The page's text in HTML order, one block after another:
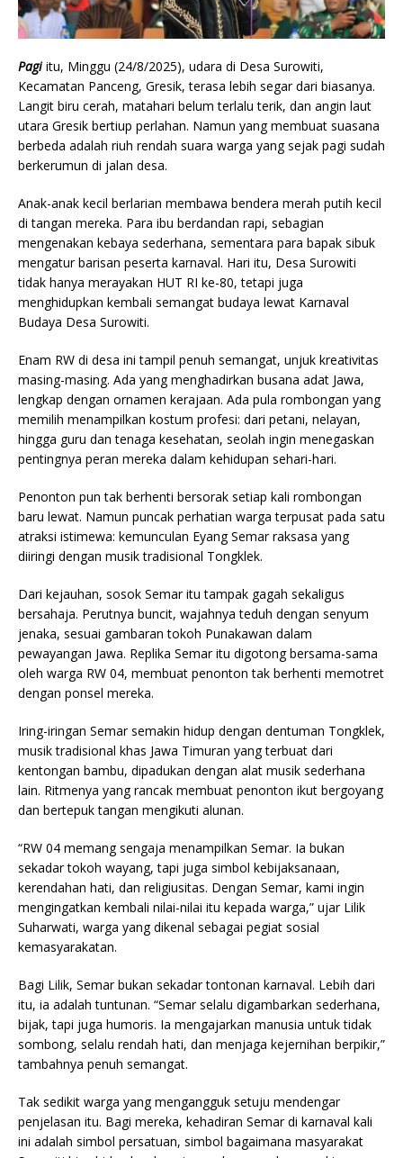
Pagiitu, Minggu (24/8/2025), udara di Desa Surowiti,
Kecamatan Panceng, Gresik, terasa lebih segar dari biasanya.
Langit biru cerah, matahari belum terlalu terik, dan angin laut
utara Gresik bertiup perlahan. Namun yang membuat suasana
berbeda adalah riuh rendah suara warga yang sejak pagi sudah
berkerumun di jalan desa.
Anak-anak kecil berlarian membawa bendera merah putih kecil
di tangan mereka. Para ibu berdandan rapi, sebagian
mengenakan kebaya sederhana, sementara para bapak sibuk
mengatur barisan peserta karnaval. Hari itu, Desa Surowiti
tidak hanya merayakan HUT RI ke-80, tetapi juga
menghidupkan kembali semangat budaya lewat Karnaval
Budaya Desa Surowiti.
Enam RW di desa ini tampil penuh semangat, unjuk kreativitas
masing-masing. Ada yang menghadirkan busana adat Jawa,
lengkap dengan ornamen kerajaan. Ada pula rombongan yang
memilih menampilkan kostum profesi: dari petani, nelayan,
hingga guru dan tenaga kesehatan, seolah ingin menegaskan
pentingnya peran mereka dalam kehidupan sehari-hari.
Penonton pun tak berhenti bersorak setiap kali rombongan
baru lewat. Namun puncak perhatian warga terpusat pada satu
atraksi istimewa: kemunculan Eyang Semar raksasa yang
diiringi dengan musik tradisional Tongklek.
Dari kejauhan, sosok Semar itu tampak gagah sekaligus
bersahaja. Perutnya buncit, wajahnya teduh dengan senyum
jenaka, sesuai gambaran tokoh Punakawan dalam
pewayangan Jawa. Replika Semar itu digotong bersama-sama
oleh warga RW 04, membuat penonton tak berhenti memotret
dengan ponsel mereka.
Iring-iringan Semar semakin hidup dengan dentuman Tongklek,
musik tradisional khas Jawa Timuran yang terbuat dari
kentongan bambu, dipadukan dengan alat musik sederhana
lain. Ritmenya yang rancak membuat penonton ikut bergoyang
dan bertepuk tangan mengikuti alunan.
“RW 04 memang sengaja menampilkan Semar. Ia bukan
sekadar tokoh wayang, tapi juga simbol kebijaksanaan,
kerendahan hati, dan religiusitas. Dengan Semar, kami ingin
mengingatkan kembali nilai-nilai itu kepada warga,” ujar Lilik
Suharwati, warga yang dikenal sebagai pegiat sosial
kemasyarakatan.
Bagi Lilik, Semar bukan sekadar tontonan karnaval. Lebih dari
itu, ia adalah tuntunan. “Semar selalu digambarkan sederhana,
bijak, tapi juga humoris. Ia mengajarkan manusia untuk tidak
sombong, selalu rendah hati, dan menjaga kejernihan berpikir,”
tambahnya penuh semangat.
Tak sedikit warga yang mengangguk setuju mendengar
penjelasan itu. Bagi mereka, kehadiran Semar di karnaval kali
ini adalah simbol persatuan, simbol bagaimana masyarakat